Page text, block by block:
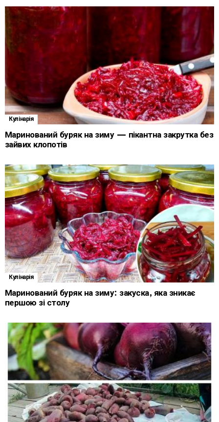
Кулінарія
Маринований буряк на зиму — пікантна закрутка без
зайвих клопотів
Кулінарія
Маринований буряк на зиму: закуска, яка зникає
першою зі столу